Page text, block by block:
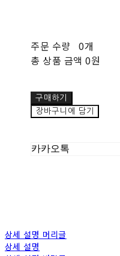
주문 수량 0개
총 상품 금액 0원
구매하기
장바구니에 담기
카카오톡
상세 설명 머리글
상세 설명